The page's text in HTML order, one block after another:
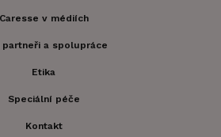
Caresse v médiích
partneři a spolupráce
Etika
Speciální péče
Kontakt